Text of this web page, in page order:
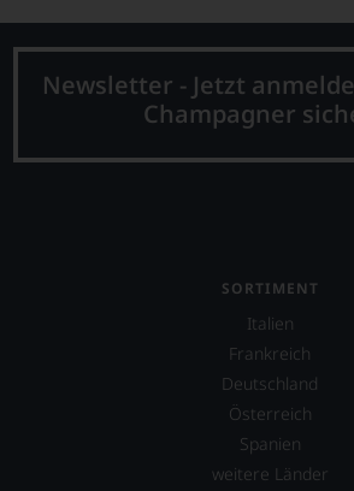
Newsletter - Jetzt
Champagner
SORTIMENT
Italien
Frankreich
Deutschland
Österreich
Spanien
weitere Länder